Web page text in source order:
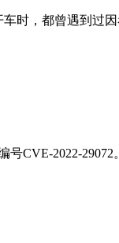
，都曾遇到过
CVE-2022-